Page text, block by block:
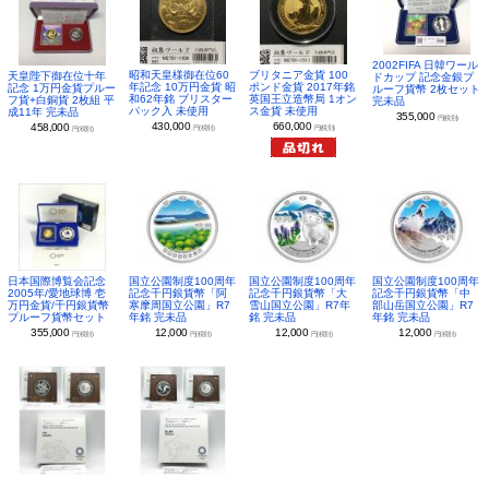
天皇陛下御在位十年
記念 1万円金貨プルー
フ貨+白銅貨 2枚組 平
成11年 完未品
458,000 円(税別)
昭和天皇様御在位60
年記念 10万円金貨 昭
和62年銘 ブリスター
パック入 未使用
430,000 円(税別)
ブリタニア金貨 100
ポンド金貨 2017年銘
英国王立造幣局 1オン
ス金貨 未使用
660,000 円(税別)
2002FIFA 日韓ワール
ドカップ 記念金銀プ
ルーフ貨幣 2枚セット
完未品
355,000 円(税別)
日本国際博覧会記念
2005年/愛地球博 壱
万円金貨/千円銀貨幣
プルーフ貨幣セット
355,000 円(税別)
国立公園制度100周年
記念千円銀貨幣「阿
寒摩周国立公園」R7
年銘 完未品
12,000 円(税別)
国立公園制度100周年
記念千円銀貨幣「大
雪山国立公園」R7年
銘 完未品
12,000 円(税別)
国立公園制度100周年
記念千円銀貨幣「中
部山岳国立公園」R7
年銘 完未品
12,000 円(税別)